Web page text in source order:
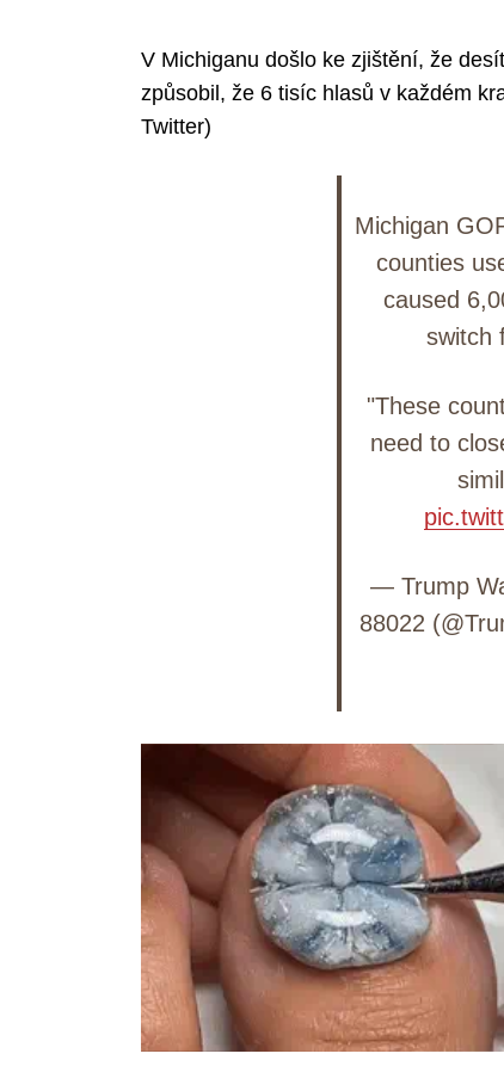
V Michiganu došlo ke zjištění, že
způsobil, že 6 tisíc hlasů v každém
Twitter)
Michigan
counties
caused
switch
"These
need to
— Trump
88022